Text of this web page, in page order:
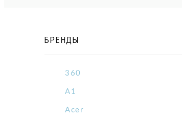
БРЕНДЫ
360
A1
Acer